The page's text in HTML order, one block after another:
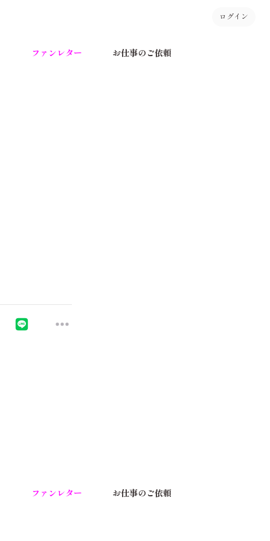
ログイン
ファンレター お仕事のご依頼
ファンレター お仕事のご依頼